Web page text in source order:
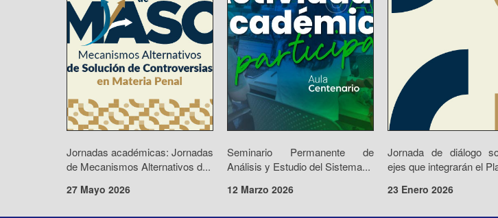
Jornadas académicas: Jornadas
de Mecanismos Alternativos d...
27 Mayo 2026
Seminario Permanente de
Análisis y Estudio del Sistema...
12 Marzo 2026
Jornada de diálogo
ejes que integrarán el
23 Enero 2026